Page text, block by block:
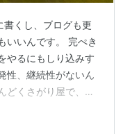
くし、ブログも更
いいんです。 完ぺき
やるにもしり込みす
性、継続性がないん
どくさがり屋で、も
いのは「完ぺき主